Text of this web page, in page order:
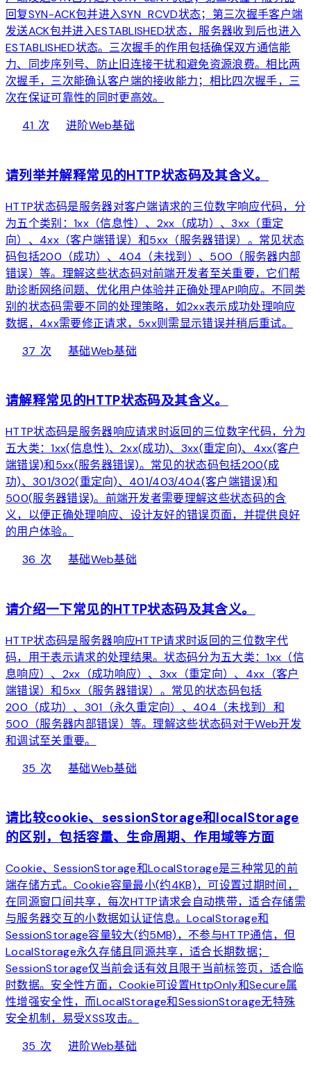
回复SYN-ACK包并进入SYN_RCVD状态；第三次握手客户端
发送ACK包并进入ESTABLISHED状态，服务器收到后也进入
ESTABLISHED状态。三次握手的作用包括确保双方通信能
力、同步序列号、防止旧连接干扰和避免资源浪费。相比两
次握手，三次能确认客户端的接收能力；相比四次握手，三
次在保证可靠性的同时更高效。
41 次bolt进阶Web基础chevron_right
请列举并解释常见的HTTP状态码及其含义。
HTTP状态码是服务器对客户端请求的三位数字响应代码，分
为五个类别：1xx（信息性）、2xx（成功）、3xx（重定
向）、4xx（客户端错误）和5xx（服务器错误）。常见状态
码包括200（成功）、404（未找到）、500（服务器内部
错误）等。理解这些状态码对前端开发者至关重要，它们帮
助诊断网络问题、优化用户体验并正确处理API响应。不同类
别的状态码需要不同的处理策略，如2xx表示成功处理响应
数据，4xx需要修正请求，5xx则需显示错误并稍后重试。
37 次bolt基础Web基础chevron_right
请解释常见的HTTP状态码及其含义。
HTTP状态码是服务器响应请求时返回的三位数字代码，分为
五大类：1xx(信息性)、2xx(成功)、3xx(重定向)、4xx(客户
端错误)和5xx(服务器错误)。常见的状态码包括200(成
功)、301/302(重定向)、401/403/404(客户端错误)和
500(服务器错误)。前端开发者需要理解这些状态码的含
义，以便正确处理响应、设计友好的错误页面，并提供良好
的用户体验。
36 次bolt基础Web基础chevron_right
请介绍一下常见的HTTP状态码及其含义。
HTTP状态码是服务器响应HTTP请求时返回的三位数字代
码，用于表示请求的处理结果。状态码分为五大类：1xx（信
息响应）、2xx（成功响应）、3xx（重定向）、4xx（客户
端错误）和5xx（服务器错误）。常见的状态码包括
200（成功）、301（永久重定向）、404（未找到）和
500（服务器内部错误）等。理解这些状态码对于Web开发
和调试至关重要。
35 次bolt基础Web基础chevron_right
请比较cookie、sessionStorage和localStorage
的区别，包括容量、生命周期、作用域等方面
Cookie、SessionStorage和LocalStorage是三种常见的前
端存储方式。Cookie容量最小(约4KB)，可设置过期时间，
在同源窗口间共享，每次HTTP请求会自动携带，适合存储需
与服务器交互的小数据如认证信息。LocalStorage和
SessionStorage容量较大(约5MB)，不参与HTTP通信，但
LocalStorage永久存储且同源共享，适合长期数据；
SessionStorage仅当前会话有效且限于当前标签页，适合临
时数据。安全性方面，Cookie可设置HttpOnly和Secure属
性增强安全性，而LocalStorage和SessionStorage无特殊
安全机制，易受XSS攻击。
35 次bolt进阶Web基础chevron_right